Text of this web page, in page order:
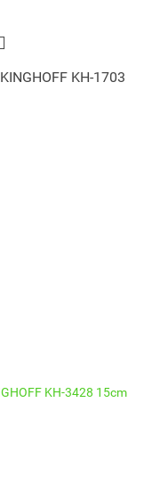
KH-1703